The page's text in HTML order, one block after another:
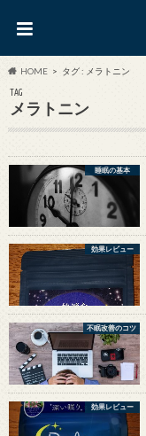
HOME タグ : メラトニン
TAG
メラトニン
睡眠の基本
効果レビュー
不眠改善のコツ
効果レビュー